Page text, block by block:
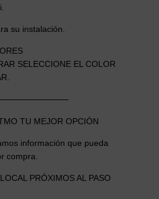
su instalación.
SELECCIONE EL COLOR
TU MEJOR OPCIÓN
información que pueda
compra.
PRÓXIMOS AL PASO